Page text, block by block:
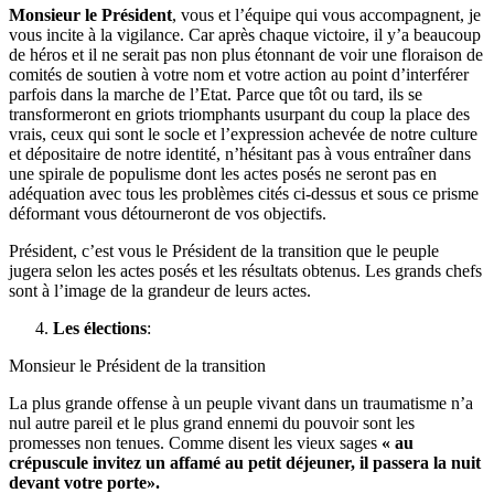
Monsieur le Président, vous et l’équipe qui vous accompagnent, je
vous incite à la vigilance. Car après chaque victoire, il y’a beaucoup
de héros et il ne serait pas non plus étonnant de voir une floraison de
comités de soutien à votre nom et votre action au point d’interférer
parfois dans la marche de l’Etat. Parce que tôt ou tard, ils se
transformeront en griots triomphants usurpant du coup la place des
vrais, ceux qui sont le socle et l’expression achevée de notre culture
et dépositaire de notre identité, n’hésitant pas à vous entraîner dans
une spirale de populisme dont les actes posés ne seront pas en
adéquation avec tous les problèmes cités ci-dessus et sous ce prisme
déformant vous détourneront de vos objectifs.
Président, c’est vous le Président de la transition que le peuple
jugera selon les actes posés et les résultats obtenus. Les grands chefs
sont à l’image de la grandeur de leurs actes.
Les élections:
Monsieur le Président de la transition
La plus grande offense à un peuple vivant dans un traumatisme n’a
nul autre pareil et le plus grand ennemi du pouvoir sont les
promesses non tenues. Comme disent les vieux sages « au
crépuscule invitez un affamé au petit déjeuner, il passera la nuit
devant votre porte».